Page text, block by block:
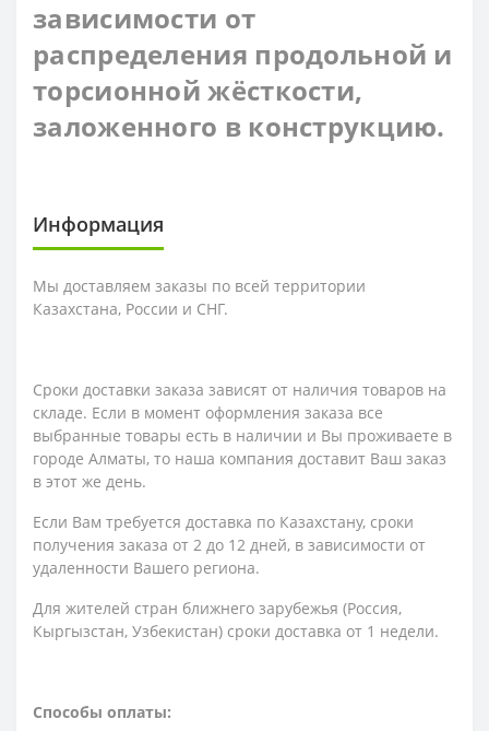
зависимости от
распределения продольной и
торсионной жёсткости,
заложенного в конструкцию.
Информация
Мы доставляем заказы по всей территории
Казахстана, России и СНГ.
Сроки доставки заказа зависят от наличия товаров на
складе. Если в момент оформления заказа все
выбранные товары есть в наличии и Вы проживаете в
городе Алматы, то наша компания доставит Ваш заказ
в этот же день.
Если Вам требуется доставка по Казахстану, сроки
получения заказа от 2 до 12 дней, в зависимости от
удаленности Вашего региона.
Для жителей стран ближнего зарубежья (Россия,
Кыргызстан, Узбекистан) сроки доставка от 1 недели.
Способы оплаты: